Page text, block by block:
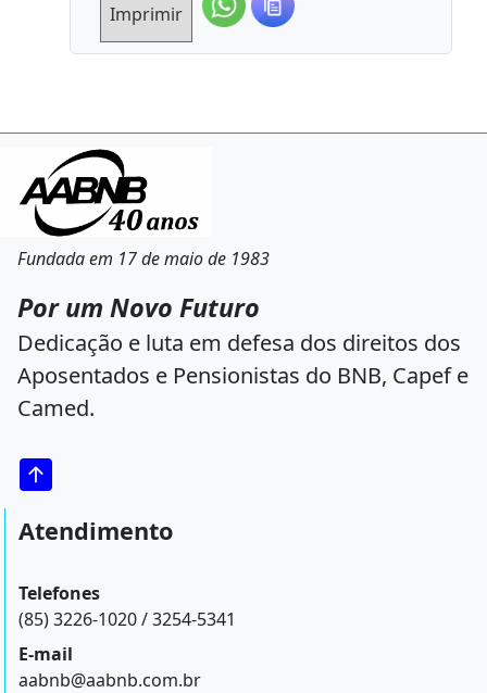
Imprimir
Fundada em 17 de maio de 1983
Por um Novo Futuro
Dedicação e luta em defesa dos direitos dos
Aposentados e Pensionistas do BNB, Capef e
Camed.
Atendimento
Telefones
(85) 3226-1020 / 3254-5341
E-mail
aabnb@aabnb.com.br